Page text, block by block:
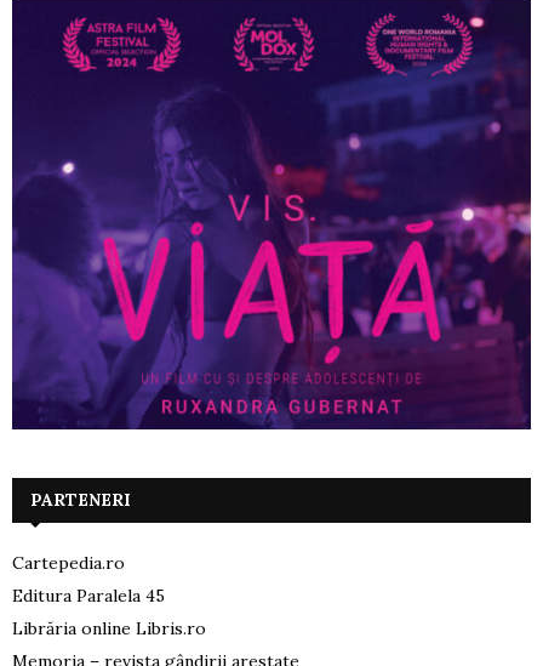
PARTENERI
Cartepedia.ro
Editura Paralela 45
Librăria online Libris.ro
Memoria – revista gândirii arestate